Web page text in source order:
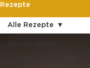
Rezepte
Alle Rezepte